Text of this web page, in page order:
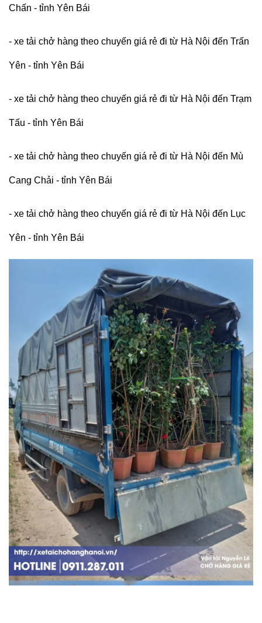
Chấn - tỉnh Yên Bái
- xe tải chở hàng theo chuyến giá rẻ đi từ Hà Nội đến Trấn
Yên - tỉnh Yên Bái
- xe tải chở hàng theo chuyến giá rẻ đi từ Hà Nội đến Trạm
Tấu - tỉnh Yên Bái
- xe tải chở hàng theo chuyến giá rẻ đi từ Hà Nội đến Mù
Cang Chải - tỉnh Yên Bái
- xe tải chở hàng theo chuyến giá rẻ đi từ Hà Nội đến Lục
Yên - tỉnh Yên Bái